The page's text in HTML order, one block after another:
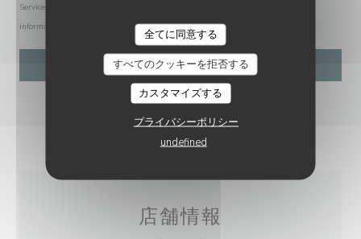
全てに同意する
すべてのクッキーを拒否する
カスタマイズする
プライバシーポリシー
undefined
Service at
information about how we process your data, please see our
店舗情報